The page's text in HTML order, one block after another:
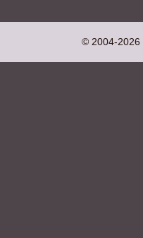
© 2004-2026